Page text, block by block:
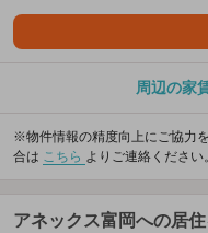
周辺の家
※物件情報の精度向上にご協力
合は こちら よりご連絡ください。
アネックス富岡への居